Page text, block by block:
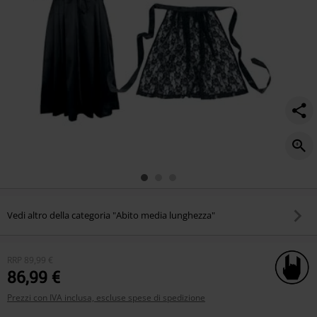
Vedi altro della categoria "Abito media lunghezza"
RRP 89,99 €
86,99 €
Prezzi con IVA inclusa, escluse spese di spedizione